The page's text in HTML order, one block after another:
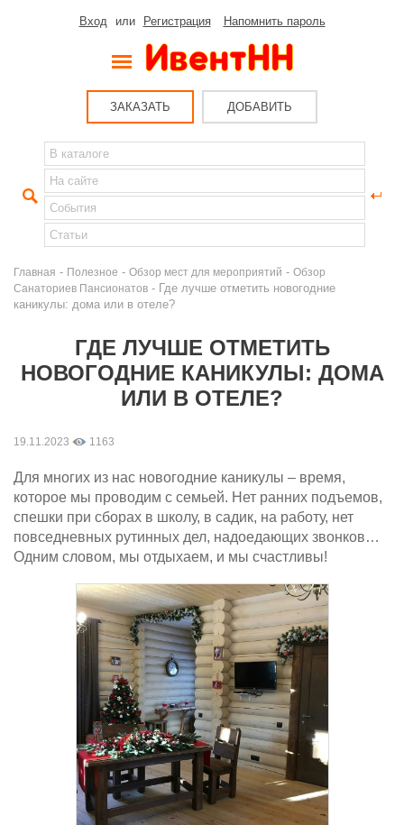
Вход или Регистрация Напомнить пароль
ЗАКАЗАТЬ ДОБАВИТЬ
Главная - Полезное - Обзор мест для мероприятий - Обзор
Санаториев Пансионатов - Где лучше отметить новогодние
каникулы: дома или в отеле?
ГДЕ ЛУЧШЕ ОТМЕТИТЬ
НОВОГОДНИЕ КАНИКУЛЫ: ДОМА
ИЛИ В ОТЕЛЕ?
19.11.2023 1163
Для многих из нас новогодние каникулы – время,
которое мы проводим с семьей. Нет ранних подъемов,
спешки при сборах в школу, в садик, на работу, нет
повседневных рутинных дел, надоедающих звонков…
Одним словом, мы отдыхаем, и мы счастливы!